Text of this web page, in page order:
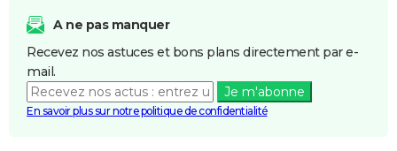
A ne pas manquer
Recevez nos astuces et bons plans directement par e-
mail.
Je m'abonne
En savoir plus sur notre politique de confidentialité